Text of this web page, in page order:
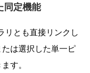
同定機能
リとも直接リンクし
は選択した単一ピ
す。